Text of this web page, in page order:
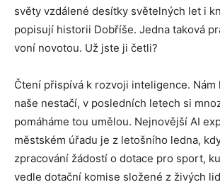
světy vzdálené desítky světelných let i
popisují historii Dobříše. Jedna taková
voní novotou. Už jste ji četli?
Čtení přispívá k rozvoji inteligence. Nám
naše nestačí, v posledních letech si
pomáháme tou umělou. Nejnovější AI
městském úřadu je z letošního ledna,
zpracování žádostí o dotace pro sport,
vedle dotační komise složené z živých